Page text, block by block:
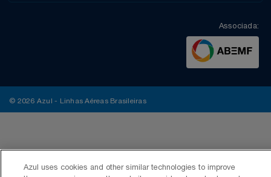
Associada:
© 2026 Azul - Linhas Aéreas Brasileiras
Azul uses cookies and other similar technologies to improve